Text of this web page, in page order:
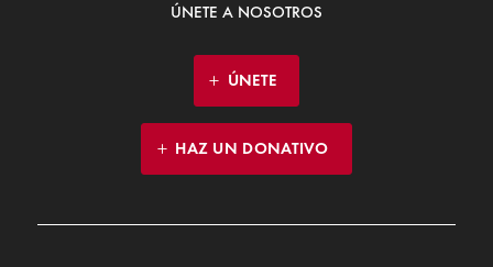
ÚNETE A NOSOTROS
ÚNETE
HAZ UN DONATIVO